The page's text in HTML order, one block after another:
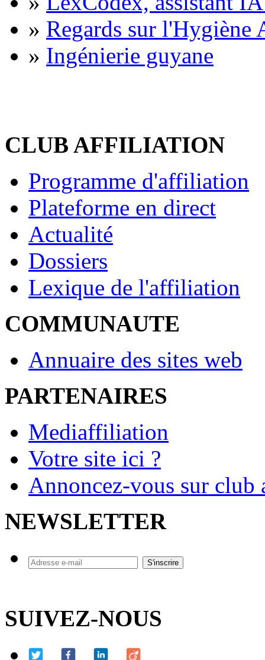
» Regards sur l'Hygiène
» Ingénierie guyane
CLUB AFFILIATION
Programme d'affiliation
Plateforme en direct
Actualité
Dossiers
Lexique de l'affiliation
COMMUNAUTE
Annuaire des sites web
PARTENAIRES
Mediaffiliation
Votre site ici ?
Annoncez-vous sur
NEWSLETTER
SUIVEZ-NOUS